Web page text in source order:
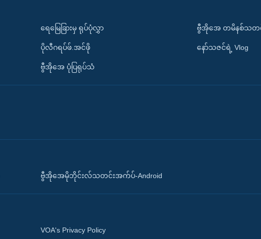
ရေမြေခြားမှ ရုပ်ပုံလွှာ
ပိုလီဂရပ်ဖ်.အင်ဖို
ဗွီအိုအေ ပုံပြရုပ်သံ
ဗွီအိုအေ တမိနစ်သတ
နော်သဇင်ရဲ့ Vlog
ဗွီအိုအေမိုဘိုင်းလ်သတင်းအက်ပ်-Android
VOA's Privacy Policy